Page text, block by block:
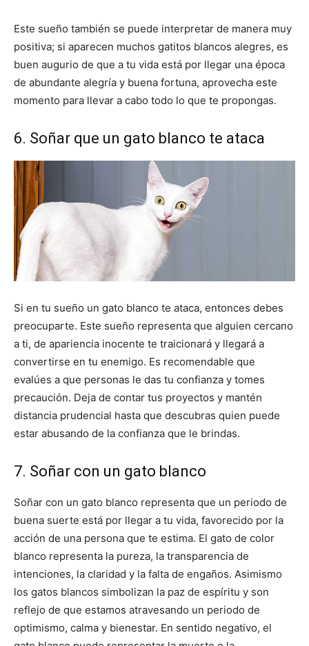
Este sueño también se puede interpretar de manera muy
positiva; si aparecen muchos gatitos blancos alegres, es
buen augurio de que a tu vida está por llegar una época
de abundante alegría y buena fortuna, aprovecha este
momento para llevar a cabo todo lo que te propongas.
6. Soñar que un gato blanco te ataca
Si en tu sueño un gato blanco te ataca, entonces debes
preocuparte. Este sueño representa que alguien cercano
a ti, de apariencia inocente te traicionará y llegará a
convertirse en tu enemigo. Es recomendable que
evalúes a que personas le das tu confianza y tomes
precaución. Deja de contar tus proyectos y mantén
distancia prudencial hasta que descubras quien puede
estar abusando de la confianza que le brindas.
7. Soñar con un gato blanco
Soñar con un gato blanco representa que un periodo de
buena suerte está por llegar a tu vida, favorecido por la
acción de una persona que te estima. El gato de color
blanco representa la pureza, la transparencia de
intenciones, la claridad y la falta de engaños. Asimismo
los gatos blancos simbolizan la paz de espíritu y son
reflejo de que estamos atravesando un periodo de
optimismo, calma y bienestar. En sentido negativo, el